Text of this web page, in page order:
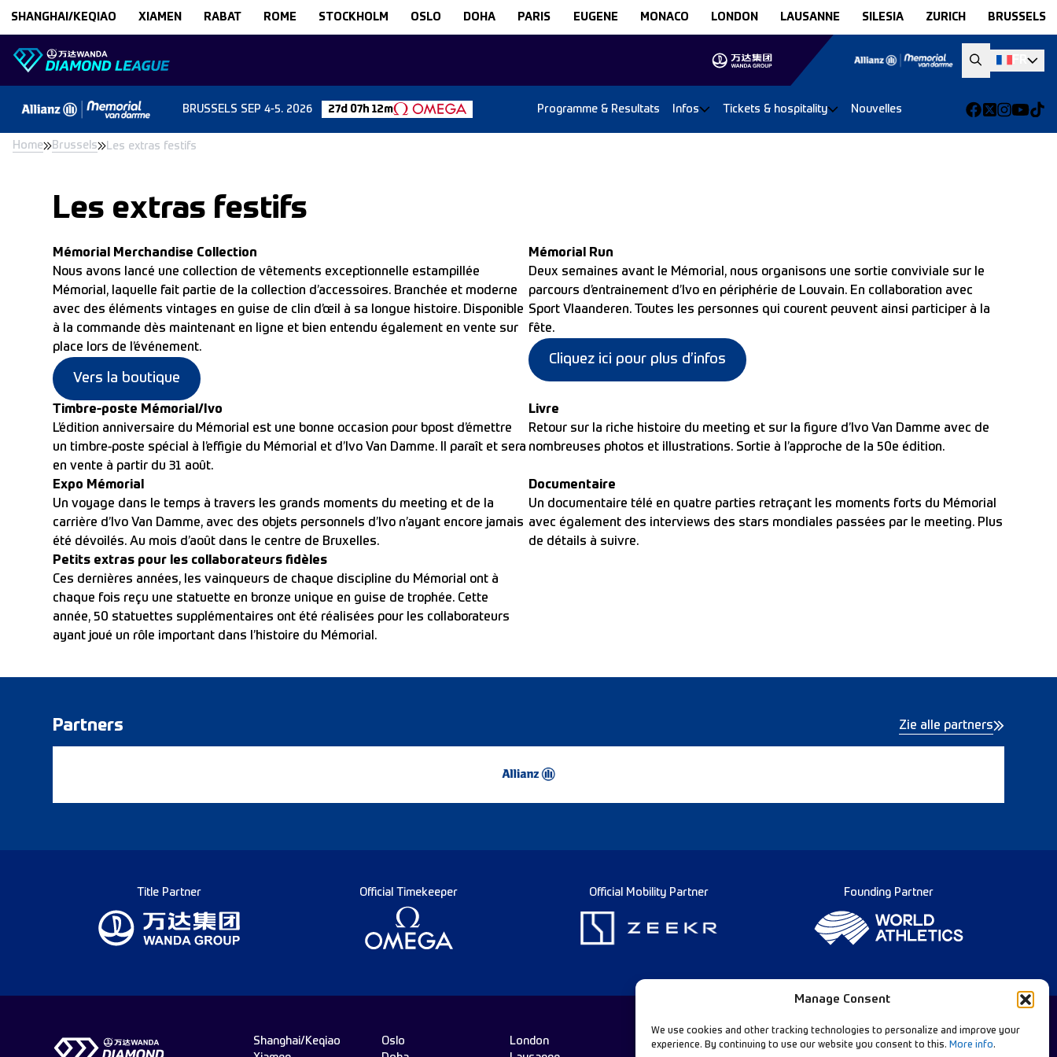
Manage Consent
We use cookies and other tracking technologies to personalize and improve your
experience. By continuing to use our website you consent to this. More info.
SHANGHAI/KEQIAO XIAMEN RABAT ROME STOCKHOLM OSLO DOHA PARIS EUGENE MONACO LONDON LAUSANNE SILESIA ZURICH BRUSSELS
BRUSSELS SEP 4-5. 2026 27d 07h 12m Programme & Resultats Infos Tickets & hospitality Nouvelles
Home Brussels Les extras festifs
Les extras festifs
Mémorial Merchandise Collection
Nous avons lancé une collection de vêtements exceptionnelle estampillée
Mémorial, laquelle fait partie de la collection d’accessoires. Branchée et moderne
avec des éléments vintages en guise de clin d’œil à sa longue histoire. Disponible
à la commande dès maintenant en ligne et bien entendu également en vente sur
place lors de l’événement.
Vers la boutique
Mémorial Run
Deux semaines avant le Mémorial, nous organisons une sortie conviviale sur le
parcours d’entrainement d’Ivo en périphérie de Louvain. En collaboration avec
Sport Vlaanderen. Toutes les personnes qui courent peuvent ainsi participer à la
fête.
Cliquez ici pour plus d’infos
Timbre-poste Mémorial/Ivo
L’édition anniversaire du Mémorial est une bonne occasion pour bpost d’émettre
un timbre-poste spécial à l’effigie du Mémorial et d’Ivo Van Damme. Il paraît et sera
en vente à partir du 31 août.
Livre
Retour sur la riche histoire du meeting et sur la figure d’Ivo Van Damme avec de
nombreuses photos et illustrations. Sortie à l’approche de la 50e édition.
Expo Mémorial
Un voyage dans le temps à travers les grands moments du meeting et de la
carrière d’Ivo Van Damme, avec des objets personnels d’Ivo n’ayant encore jamais
été dévoilés. Au mois d’août dans le centre de Bruxelles.
Documentaire
Un documentaire télé en quatre parties retraçant les moments forts du Mémorial
avec également des interviews des stars mondiales passées par le meeting. Plus
de détails à suivre.
Petits extras pour les collaborateurs fidèles
Ces dernières années, les vainqueurs de chaque discipline du Mémorial ont à
chaque fois reçu une statuette en bronze unique en guise de trophée. Cette
année, 50 statuettes supplémentaires ont été réalisées pour les collaborateurs
ayant joué un rôle important dans l’histoire du Mémorial.
Partners Zie alle partners
Title Partner Official Timekeeper Official Mobility Partner Founding Partner
Shanghai/Keqiao
Oslo
London
Français